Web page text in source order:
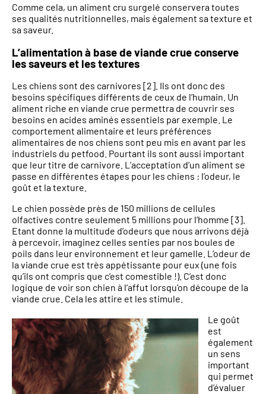
Comme cela, un aliment cru surgelé conservera toutes
ses qualités nutritionnelles, mais également sa texture et
sa saveur.
L’alimentation à base de viande crue conserve
les saveurs et les textures
Les chiens sont des carnivores [2]. Ils ont donc des
besoins spécifiques différents de ceux de l’humain. Un
aliment riche en viande crue permettra de couvrir ses
besoins en acides aminés essentiels par exemple. Le
comportement alimentaire et leurs préférences
alimentaires de nos chiens sont peu mis en avant par les
industriels du petfood. Pourtant ils sont aussi important
que leur titre de carnivore. L’acceptation d’un aliment se
passe en différentes étapes pour les chiens : l’odeur, le
goût et la texture.
Le chien possède près de 150 millions de cellules
olfactives contre seulement 5 millions pour l’homme [3].
Etant donne la multitude d’odeurs que nous arrivons déjà
à percevoir, imaginez celles senties par nos boules de
poils dans leur environnement et leur gamelle. L’odeur de
la viande crue est très appétissante pour eux (une fois
qu’ils ont compris que c’est comestible !). C’est donc
logique de voir son chien à l’affut lorsqu’on découpe de la
viande crue. Cela les attire et les stimule.
Le goût
est
également
un sens
important
qui permet
d’évaluer